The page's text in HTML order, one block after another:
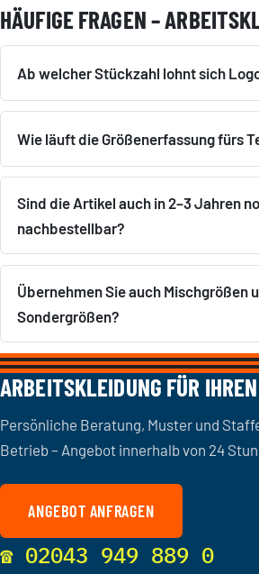
HÄUFIGE FRAGEN –
Ab welcher Stückzahl lohnt sich
Wie läuft die Größenerfassung fürs
Sind die Artikel auch in 2–3 Jahren
nachbestellbar?
Übernehmen Sie auch Mischgrößen
Sondergrößen?
ARBEITSKLEIDUNG FÜR
Persönliche Beratung, Muster und
Betrieb – Angebot innerhalb von 24
ANGEBOT ANFRAGEN
☎ 02043 949 889 0